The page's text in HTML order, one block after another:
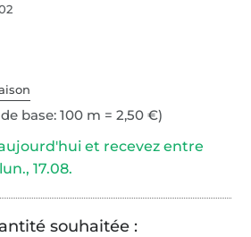
base: 100 m = 2,50 €)
et recevez entre
17.08.
souhaitée :